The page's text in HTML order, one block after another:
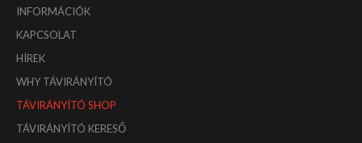
INFORMÁCIÓK
KAPCSOLAT
HÍREK
WHY TÁVIRÁNYÍTÓ
TÁVIRÁNYÍTÓ SHOP
TÁVIRÁNYÍTÓ KERESŐ